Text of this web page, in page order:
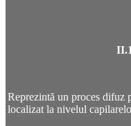
Reprezintă un proces difuz
localizat la nivelul